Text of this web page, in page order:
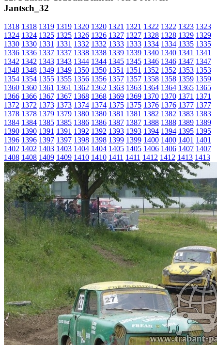
Jantsch_32
1318 1318 1319 1319 1320 1320 1321 1321 1322 1322 1323 1323
1324 1324 1325 1325 1326 1326 1327 1327 1328 1328 1329 1329
1330 1330 1331 1331 1332 1332 1333 1333 1334 1334 1335 1335
1336 1336 1337 1337 1338 1338 1339 1339 1340 1340 1341 1341
1342 1342 1343 1343 1344 1344 1345 1345 1346 1346 1347 1347
1348 1348 1349 1349 1350 1350 1351 1351 1352 1352 1353 1353
1354 1354 1355 1355 1356 1356 1357 1357 1358 1358 1359 1359
1360 1360 1361 1361 1362 1362 1363 1363 1364 1364 1365 1365
1366 1366 1367 1367 1368 1368 1369 1369 1370 1370 1371 1371
1372 1372 1373 1373 1374 1374 1375 1375 1376 1376 1377 1377
1378 1378 1379 1379 1380 1380 1381 1381 1382 1382 1383 1383
1384 1384 1385 1385 1386 1386 1387 1387 1388 1388 1389 1389
1390 1390 1391 1391 1392 1392 1393 1393 1394 1394 1395 1395
1396 1396 1397 1397 1398 1398 1399 1399 1400 1400 1401 1401
1402 1402 1403 1403 1404 1404 1405 1405 1406 1406 1407 1407
1408 1408 1409 1409 1410 1410 1411 1411 1412 1412 1413 1413